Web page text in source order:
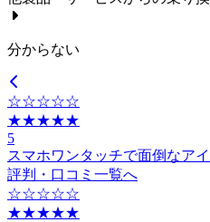
分からない
☆☆☆☆☆
★★★★★
5
スマホワンタッチで面倒なア
評判・口コミ一覧へ
☆☆☆☆☆
★★★★★